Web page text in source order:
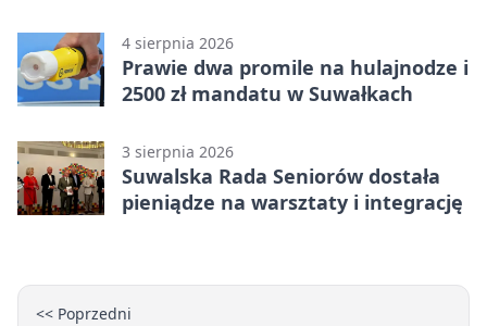
4 sierpnia 2026
Prawie dwa promile na hulajnodze i
2500 zł mandatu w Suwałkach
3 sierpnia 2026
Suwalska Rada Seniorów dostała
pieniądze na warsztaty i integrację
<< Poprzedni